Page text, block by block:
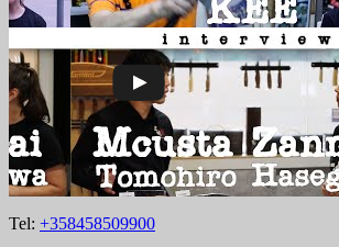
Tel: +358458509900